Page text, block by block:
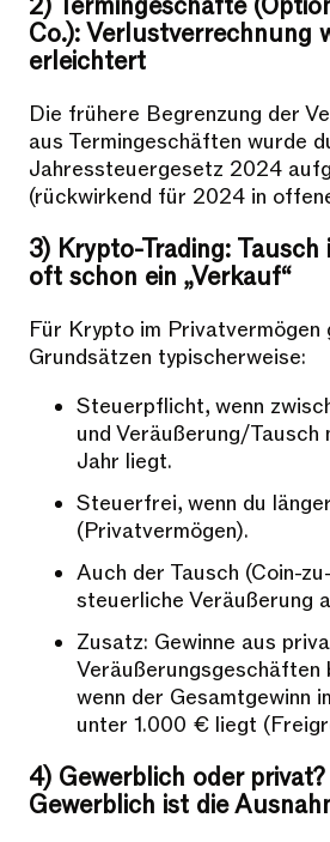
Co.): Verlustverrechnung
erleichtert
Die frühere Begrenzung der
aus Termingeschäften wurde
Jahressteuergesetz 2024
(rückwirkend für 2024 in
3) Krypto-Trading:
oft schon ein „Verkauf“
Für Krypto im Privatvermögen
Grundsätzen typischerweise:
Steuerpflicht, wenn
und Veräußerung/Tausch
Jahr liegt.
Steuerfrei, wenn du
(Privatvermögen).
Auch der Tausch (Coin-
steuerliche Veräußerung
Zusatz: Gewinne aus
wenn der Gesamtgewinn
unter 1.000 € liegt
4) Gewerblich oder
Gewerblich ist die